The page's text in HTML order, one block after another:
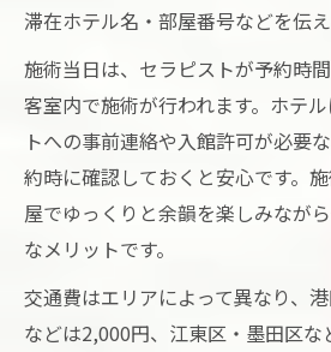
滞在ホテル名・部屋番号などを伝え
施術当日は、セラピストが予約時
客室内で施術が行われます。ホテ
トへの事前連絡や入館許可が必要
約時に確認しておくと安心です。
屋でゆっくりと余韻を楽しみなが
なメリットです。
交通費はエリアによって異なり、
などは2,000円、江東区・墨田区